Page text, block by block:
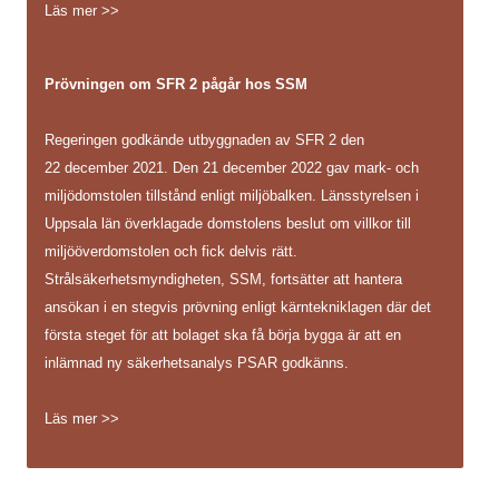
Läs mer >>
Prövningen om SFR 2 pågår hos SSM
Regeringen godkände utbyggnaden av SFR 2 den
22 december 2021. Den 21 december 2022 gav mark- och
miljödomstolen tillstånd enligt miljöbalken. Länsstyrelsen i
Uppsala län överklagade domstolens beslut om villkor till
miljööverdomstolen och fick delvis rätt.
Strålsäkerhetsmyndigheten, SSM, fortsätter att hantera
ansökan i en stegvis prövning enligt kärntekniklagen där det
första steget för att bolaget ska få börja bygga är att en
inlämnad ny säkerhetsanalys PSAR godkänns.
Läs mer >>